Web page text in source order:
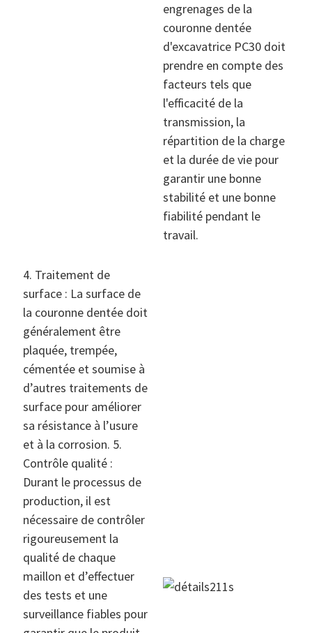
engrenages de la
couronne dentée
d'excavatrice PC30 doit
prendre en compte des
facteurs tels que
l'efficacité de la
transmission, la
répartition de la charge
et la durée de vie pour
garantir une bonne
stabilité et une bonne
fiabilité pendant le
travail.
4. Traitement de
surface : La surface de
la couronne dentée doit
généralement être
plaquée, trempée,
cémentée et soumise à
d’autres traitements de
surface pour améliorer
sa résistance à l’usure
et à la corrosion. 5.
Contrôle qualité :
Durant le processus de
production, il est
nécessaire de contrôler
rigoureusement la
qualité de chaque
maillon et d’effectuer
des tests et une
surveillance fiables pour